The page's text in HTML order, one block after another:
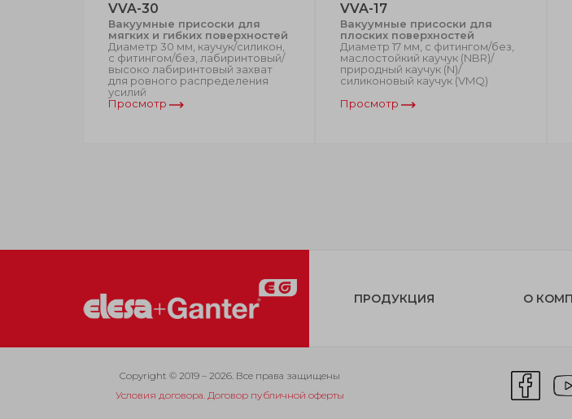
VVA-30
Вакуумные присоски для
мягких и гибких поверхностей
Диаметр 30 мм, каучук/силикон,
с фитингом/без, лабиринтовый/
высоко лабиринтовый захват
для ровного распределения
усилий
Просмотр
VVA-17
Вакуумные присоски для
плоских поверхностей
Диаметр 17 мм, с фитингом/без,
маслостойкий каучук (NBR)/
природный каучук (N)/
силиконовый каучук (VMQ)
Просмотр
ПРОДУКЦИЯ О
Copyright © 2019 – 2026. Все права защищены
Условия договора. Договор публичной оферты